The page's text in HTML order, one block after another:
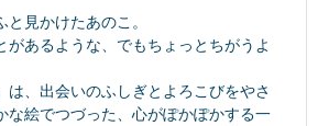
見かけたあのこ。
があるような、でもちょっとちがうよ
は、出会いのふしぎとよろこびをやさ
な絵でつづった、心がぽかぽかする一